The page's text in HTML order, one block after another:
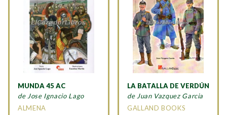
MUNDA 45 AC
de Jose Ignacio Lago
ALMENA
LA BATALLA DE VERDÚN
de Juan Vazquez Garcia
GALLAND BOOKS